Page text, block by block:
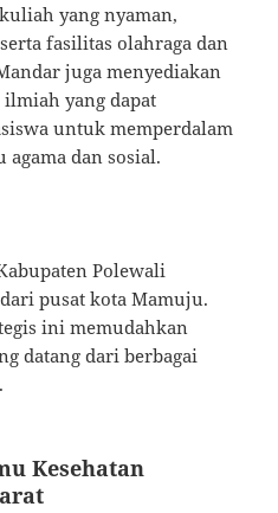
yang nyaman,
fasilitas olahraga dan
juga menyediakan
yang dapat
untuk memperdalam
dan sosial.
Polewali
pusat kota Mamuju.
ini memudahkan
datang dari berbagai
Kesehatan